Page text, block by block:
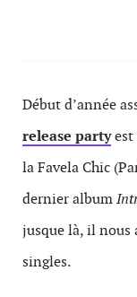
Début d’année
release partyest
la Favela Chic
dernier album
jusque là, il nous
singles.